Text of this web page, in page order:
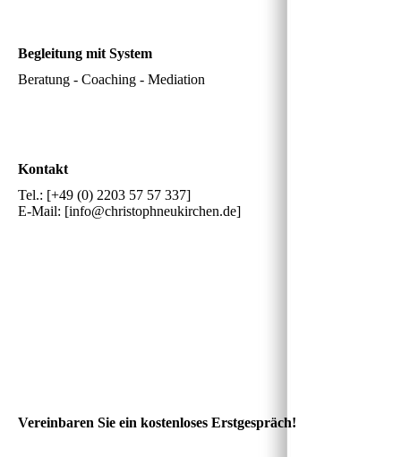
Begleitung mit System
Beratung - Coaching - Mediation
Kontakt
Tel.: [+49 (0) 2203 57 57 337]
E-Mail: [info@christophneukirchen.de]
Vereinbaren Sie ein kostenloses Erstgespräch!